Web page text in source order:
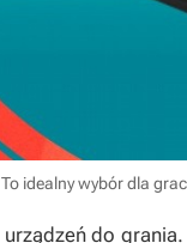
idealny wybór dla
do